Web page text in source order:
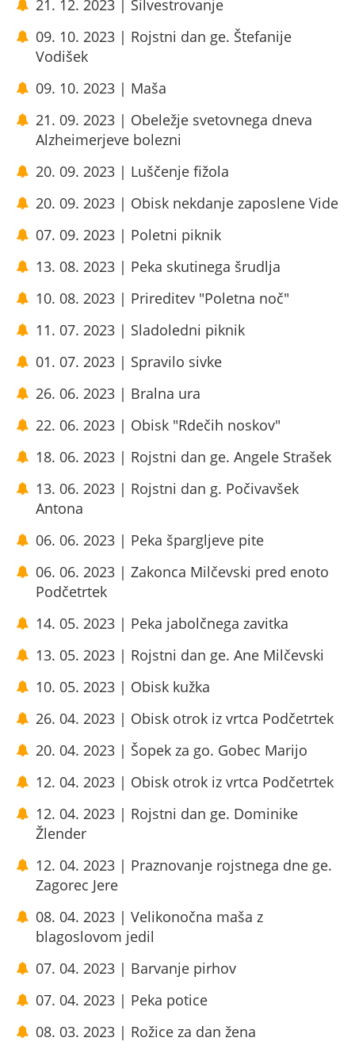
21. 12. 2023 | Silvestrovanje
09. 10. 2023 | Rojstni dan ge. Štefanije
Vodišek
09. 10. 2023 | Maša
21. 09. 2023 | Obeležje svetovnega dneva
Alzheimerjeve bolezni
20. 09. 2023 | Luščenje fižola
20. 09. 2023 | Obisk nekdanje zaposlene Vide
07. 09. 2023 | Poletni piknik
13. 08. 2023 | Peka skutinega šrudlja
10. 08. 2023 | Prireditev "Poletna noč"
11. 07. 2023 | Sladoledni piknik
01. 07. 2023 | Spravilo sivke
26. 06. 2023 | Bralna ura
22. 06. 2023 | Obisk "Rdečih noskov"
18. 06. 2023 | Rojstni dan ge. Angele Strašek
13. 06. 2023 | Rojstni dan g. Počivavšek
Antona
06. 06. 2023 | Peka špargljeve pite
06. 06. 2023 | Zakonca Milčevski pred enoto
Podčetrtek
14. 05. 2023 | Peka jabolčnega zavitka
13. 05. 2023 | Rojstni dan ge. Ane Milčevski
10. 05. 2023 | Obisk kužka
26. 04. 2023 | Obisk otrok iz vrtca Podčetrtek
20. 04. 2023 | Šopek za go. Gobec Marijo
12. 04. 2023 | Obisk otrok iz vrtca Podčetrtek
12. 04. 2023 | Rojstni dan ge. Dominike
Žlender
12. 04. 2023 | Praznovanje rojstnega dne ge.
Zagorec Jere
08. 04. 2023 | Velikonočna maša z
blagoslovom jedil
07. 04. 2023 | Barvanje pirhov
07. 04. 2023 | Peka potice
08. 03. 2023 | Rožice za dan žena